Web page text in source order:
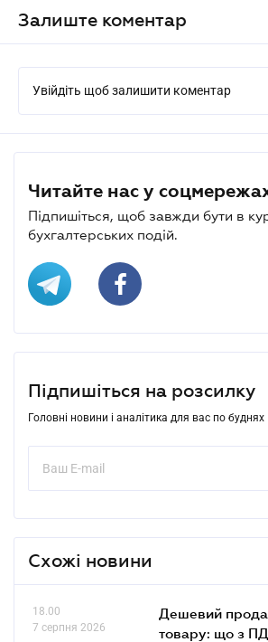
Залиште коментар
Увійдіть щоб залишити коментар
Читайте нас у
Підпишіться, щоб завжди бути в
бухгалтерських подій.
Підпишіться на розсилку
Головні новини і аналітика для вас по буднях
Схожі новини
18.00
7 серпня 2026
Дешевий
товару: що з